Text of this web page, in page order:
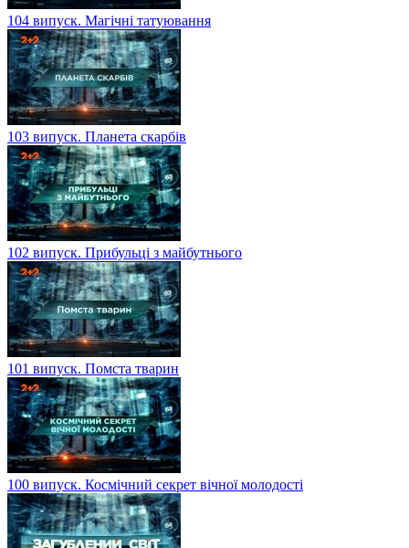
104 випуск. Магічні татуювання
103 випуск. Планета скарбів
102 випуск. Прибульці з майбутнього
101 випуск. Помста тварин
100 випуск. Космічний секрет вічної молодості